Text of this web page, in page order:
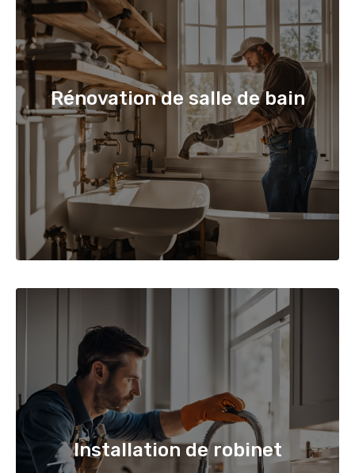
Rénovation de salle de bain
Installation de robinet